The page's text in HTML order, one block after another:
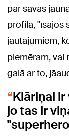
par savas
profilā, "īsajos
jautājumiem,
piemēram, vai
galā ar to,
Klāriņai
jo tas ir